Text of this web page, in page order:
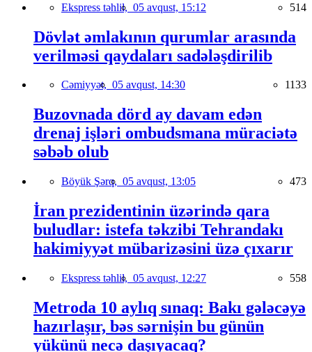
Ekspress təhlil, 05 avqust, 15:12 514
Dövlət əmlakının qurumlar arasında
verilməsi qaydaları sadələşdirilib
Cəmiyyət, 05 avqust, 14:30 1133
Buzovnada dörd ay davam edən
drenaj işləri ombudsmana müraciətə
səbəb olub
Böyük Şərq, 05 avqust, 13:05 473
İran prezidentinin üzərində qara
buludlar: istefa təkzibi Tehrandakı
hakimiyyət mübarizəsini üzə çıxarır
Ekspress təhlil, 05 avqust, 12:27 558
Metroda 10 aylıq sınaq: Bakı gələcəyə
hazırlaşır, bəs sərnişin bu günün
yükünü necə daşıyacaq?